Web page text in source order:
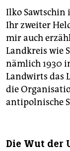
Ilko Sawtschin
Ihr zweiter
mir auch
Landkreis wie
nämlich 1930
Landwirts das
die
antipolnische
Die Wut der